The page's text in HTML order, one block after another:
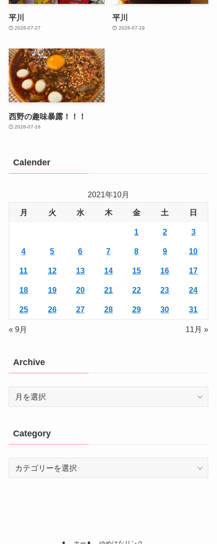
平川
2026-07-27
平川
2026-07-19
西野の趣味暴露！！！
2026-07-16
Calender
2021年10月
月 火 水 木 金 土 日
1 2 3
4 5 6 7 8 9 10
11 12 13 14 15 16 17
18 19 20 21 22 23 24
25 26 27 28 29 30 31
« 9月 11月 »
Archive
Archive
Category
Category